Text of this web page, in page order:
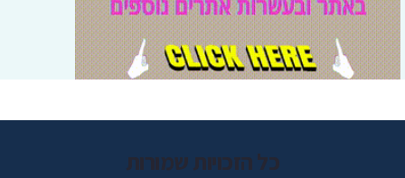
כל הזכויות שמורות